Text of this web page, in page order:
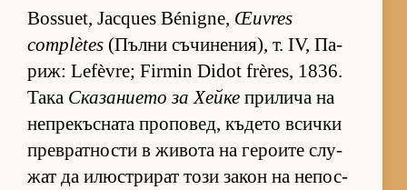
Bossuet, Jacques Bénigne, Œuvres
complètes (Пълни съ­чи­не­ни­я), т. IV, Па­
риж: Lefèvre; Firmin Didot frères, 1836.
Така Ска­за­ни­ето за Хейке при­лича на
неп­ре­къс­ната про­по­вед, къ­дето всички
прев­рат­ности в жи­вота на ге­ро­ите слу­
жат да илюс­т­ри­рат този за­кон на не­пос­